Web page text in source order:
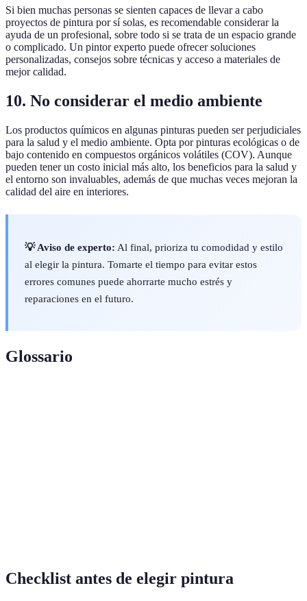
Si bien muchas personas se sienten capaces de llevar a cabo
proyectos de pintura por sí solas, es recomendable considerar la
ayuda de un profesional, sobre todo si se trata de un espacio grande
o complicado. Un pintor experto puede ofrecer soluciones
personalizadas, consejos sobre técnicas y acceso a materiales de
mejor calidad.
10. No considerar el medio ambiente
Los productos químicos en algunas pinturas pueden ser perjudiciales
para la salud y el medio ambiente. Opta por pinturas ecológicas o de
bajo contenido en compuestos orgánicos volátiles (COV). Aunque
pueden tener un costo inicial más alto, los beneficios para la salud y
el entorno son invaluables, además de que muchas veces mejoran la
calidad del aire en interiores.
💡 Aviso de experto: Al final, prioriza tu comodidad y estilo
al elegir la pintura. Tomarte el tiempo para evitar estos
errores comunes puede ahorrarte mucho estrés y
reparaciones en el futuro.
Glossario
Checklist antes de elegir pintura